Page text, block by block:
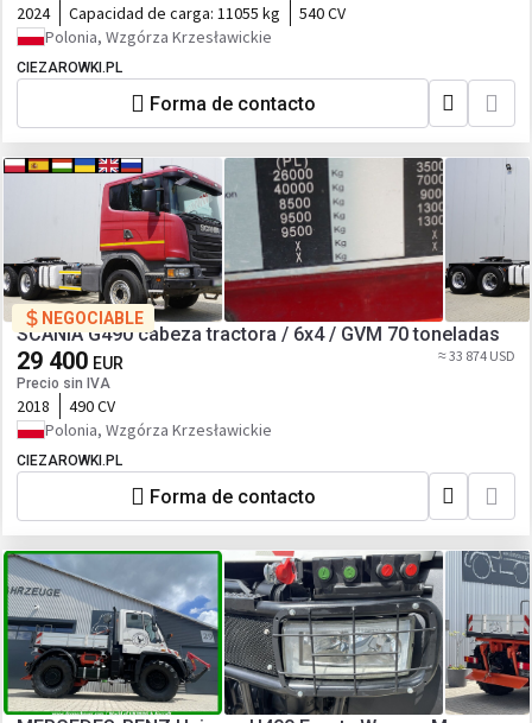
2024 Capacidad de carga: 11055 kg
540 CV
Polonia, Wzgórza Krzesławickie
CIEZAROWKI.PL
Forma de contacto
NEGOCIABLE
SCANIA G490 cabeza tractora / 6x4 / GVM 70 toneladas
29 400 EUR
Precio sin IVA
≈ 33 874 USD
2018
490 CV
Polonia, Wzgórza Krzesławickie
CIEZAROWKI.PL
Forma de contacto